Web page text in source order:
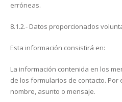
erróneas.
8.1.2.- Datos proporcionados
Esta información consistirá en:
La información contenida en los
de los formularios de contacto. Por
nombre, asunto o mensaje.